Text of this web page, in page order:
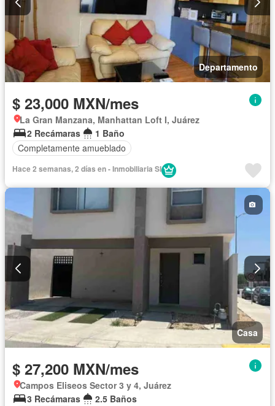
Departamento
$ 23,000 MXN/mes
La Gran Manzana, Manhattan Loft I, Juárez
2 Recámaras
1 Baño
Completamente amueblado
Hace 2 semanas, 2 días en - Inmobiliaria SI
Casa
$ 27,200 MXN/mes
Campos Eliseos Sector 3 y 4, Juárez
3 Recámaras
2.5 Baños